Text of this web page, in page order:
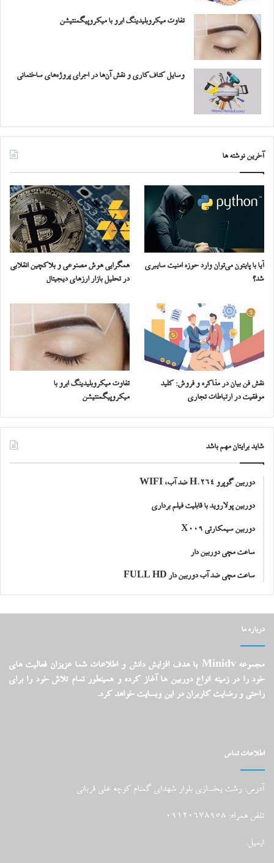
تفاوت میکروبلیدینگ ابرو با میکروپیگمنتیشن
وسایل کناف‌کاری و نقش آن‌ها در اجرای پروژه‌های ساختمانی
آخرین نوشته ها
آیا با پایتون می‌توان وارد حوزه امنیت سایبری
شد؟
همگرایی هوش مصنوعی و بلاکچین انقلابی
در تحلیل بازار ارزهای دیجیتال
نقش فن بیان در مذاکره و فروش: کلید
موفقیت در ارتباطات تجاری
تفاوت میکروبلیدینگ ابرو با
میکروپیگمنتیشن
شاید برایتان مهم باشد
دوربین گوپرو H.264 ضد آب، WIFI
دوربین پولاروید با قابلیت فیلم برداری
دوربین سیمکارتی X009
ساعت مچی دوربین دار
ساعت مچی ضد آب دوربین دار FULL HD
درباره ما
مجموعه Minidv با هدف افزایش دانش و اطلاعات شما عزیزان فعالیت های
خود را در زمینه انواع دوربین ها آغاز کرده و همینطور تمام تلاش خود را برای
راحتی و رضایت کاربران در این وبسایت خواهد کرد.
اطلاعات تماس
آدرس: رشت یخسازی بلوار شهدای گمنام کوچه علی قربانی
تلفن همراه: 09120678958
ایمیل: